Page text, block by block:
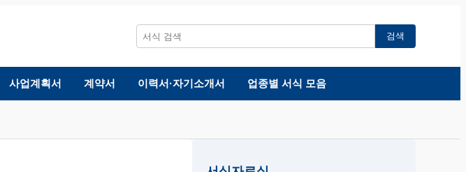
검색
사업계획서 계약서 이력서·자기소개서 업종별 서식 모음